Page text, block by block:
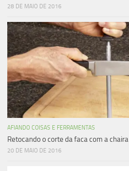
28 DE MAIO DE 2016
AFIANDO COISAS E FERRAMENTAS
Retocando o corte da faca com a chaira
20 DE MAIO DE 2016